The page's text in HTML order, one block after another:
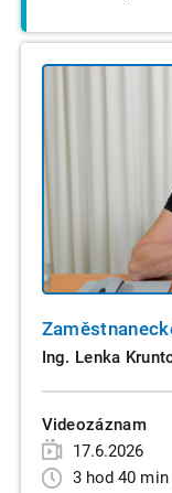
Ing. Lenka
Videozáznam
17.6.2026
3 hod 40 min